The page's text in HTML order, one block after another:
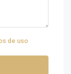
de uso